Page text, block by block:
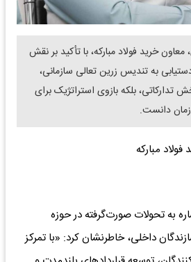
خرید فولاد مبارکه، با تأکید بر نقش
به تندیس زرین تعالی سازمانی،
بلکه بازوی استراتژیک برای
دانست.
مبارکه
به تحولات صورت‌گرفته در حوزه
داخلی، خاطرنشان کرد: «با تمرکز